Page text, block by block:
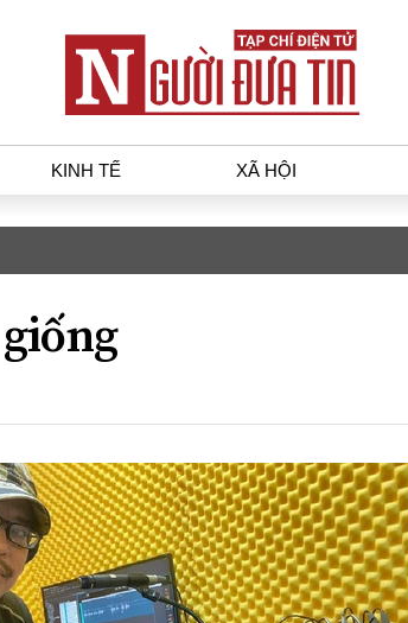
KINH TẾ XÃ HỘI
Xu hướng thị trường
Tiêu dùng và dư luận
Công nghệ